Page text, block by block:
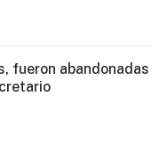
fueron abandonadas